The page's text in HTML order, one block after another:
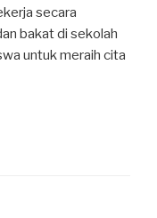
secara
bakat di sekolah
untuk meraih cita